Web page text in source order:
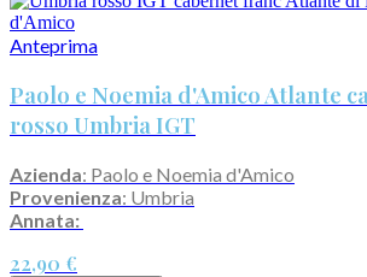
Anteprima
Paolo e Noemia d'Amico Atlante
rosso Umbria IGT
Azienda: Paolo e Noemia d'Amico
Provenienza: Umbria
Annata:
22,90 €